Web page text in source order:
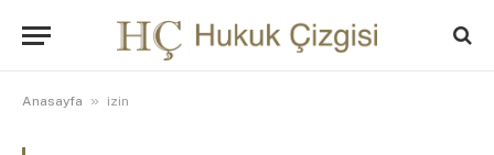
Anasayfa » izin